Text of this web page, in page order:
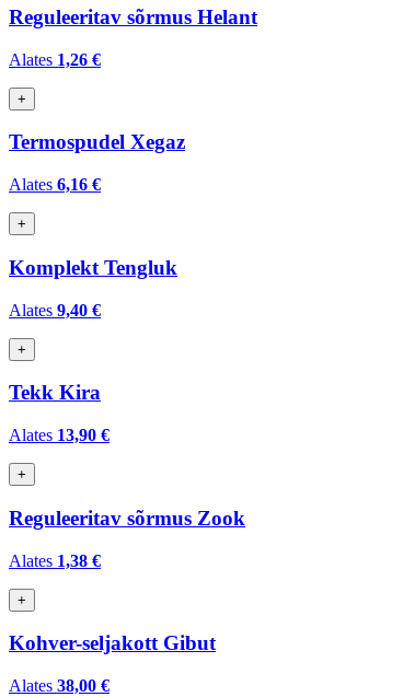
Reguleeritav sõrmus Helant
Alates 1,26 €
+
Termospudel Xegaz
Alates 6,16 €
+
Komplekt Tengluk
Alates 9,40 €
+
Tekk Kira
Alates 13,90 €
+
Reguleeritav sõrmus Zook
Alates 1,38 €
+
Kohver-seljakott Gibut
Alates 38,00 €